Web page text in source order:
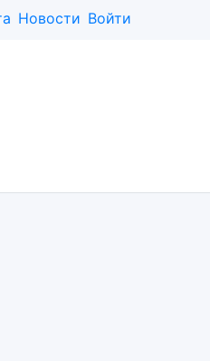
Новости Войти